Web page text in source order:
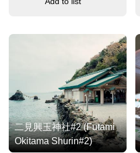
二見興玉神社#2 (Futami
Okitama Shurin#2)